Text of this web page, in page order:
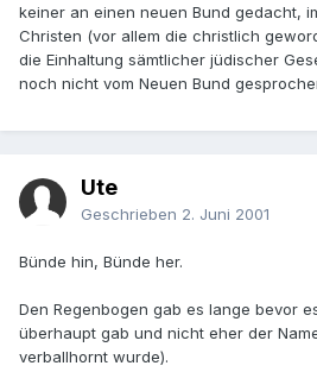
keiner an einen neuen Bund gedacht,
Christen (vor allem die christlich
die Einhaltung sämtlicher jüdischer
noch nicht vom Neuen Bund
Ute
Geschrieben 2. Juni 2001
Bünde hin, Bünde her.
Den Regenbogen gab es lange bevor
überhaupt gab und nicht eher der
verballhornt wurde).